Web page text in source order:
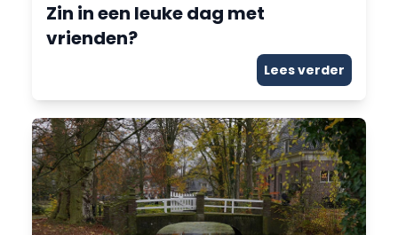
Zin in een leuke dag met
vrienden?
Lees verder